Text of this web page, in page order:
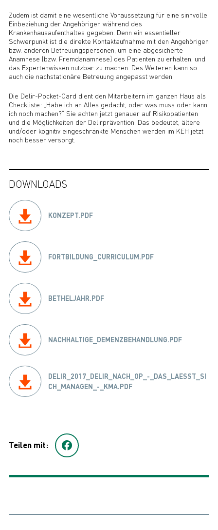
Zudem ist damit eine wesentliche Voraussetzung für eine sinnvolle
Einbeziehung der Angehörigen während des
Krankenhausaufenthaltes gegeben. Denn ein essentieller
Schwerpunkt ist die direkte Kontaktaufnahme mit den Angehörigen
bzw. anderen Betreuungspersonen, um eine abgesicherte
Anamnese (bzw. Fremdanamnese) des Patienten zu erhalten, und
das Expertenwissen nutzbar zu machen. Des Weiteren kann so
auch die nachstationäre Betreuung angepasst werden.
Die Delir-Pocket-Card dient den Mitarbeitern im ganzen Haus als
Checkliste: „Habe ich an Alles gedacht, oder was muss oder kann
ich noch machen?“ Sie achten jetzt genauer auf Risikopatienten
und die Möglichkeiten der Delirprävention. Das bedeutet, ältere
und/oder kognitiv eingeschränkte Menschen werden im KEH jetzt
noch besser versorgt.
DOWNLOADS
KONZEPT.PDF
FORTBILDUNG_CURRICULUM.PDF
BETHELJAHR.PDF
NACHHALTIGE_DEMENZBEHANDLUNG.PDF
DELIR_2017_DELIR_NACH_OP_-_DAS_LAESST_SI
CH_MANAGEN_-_KMA.PDF
Teilen mit: